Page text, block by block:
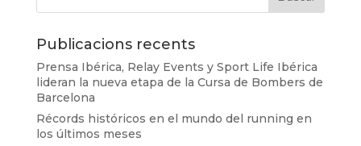
Publicacions recents
Prensa Ibérica, Relay Events y Sport Life Ibérica
lideran la nueva etapa de la Cursa de Bombers de
Barcelona
Récords históricos en el mundo del running en
los últimos meses